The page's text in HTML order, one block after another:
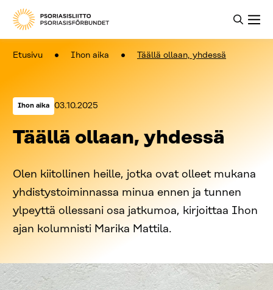
Etusivu Ihon aika Täällä ollaan, yhdessä
Kategoriat:
Ihon aika Julkaistu:
03.10.2025
Täällä ollaan, yhdessä
Olen kiitollinen heille, jotka ovat olleet mukana
yhdistystoiminnassa minua ennen ja tunnen
ylpeyttä ollessani osa jatkumoa, kirjoittaa Ihon
ajan kolumnisti Marika Mattila.